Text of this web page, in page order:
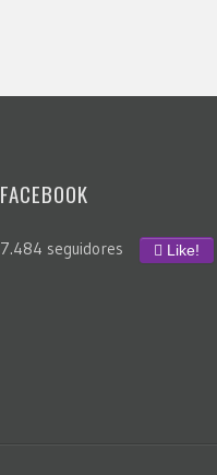
FACEBOOK
7.484 seguidores Like!